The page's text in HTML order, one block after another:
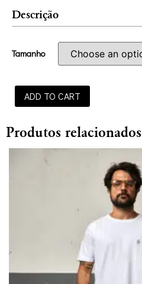
Descrição
Tamanho
ADD TO CART
Produtos relacionados